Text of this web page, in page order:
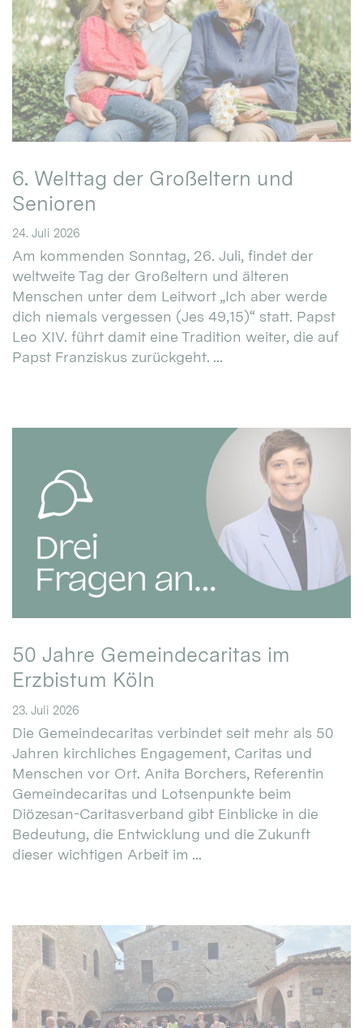
6. Welttag der Großeltern und
Senioren
24. Juli 2026
Am kommenden Sonntag, 26. Juli, findet der
weltweite Tag der Großeltern und älteren
Menschen unter dem Leitwort „Ich aber werde
dich niemals vergessen (Jes 49,15)“ statt. Papst
Leo XIV. führt damit eine Tradition weiter, die auf
Papst Franziskus zurückgeht. ...
50 Jahre Gemeindecaritas im
Erzbistum Köln
23. Juli 2026
Die Gemeindecaritas verbindet seit mehr als 50
Jahren kirchliches Engagement, Caritas und
Menschen vor Ort. Anita Borchers, Referentin
Gemeindecaritas und Lotsenpunkte beim
Diözesan-Caritasverband gibt Einblicke in die
Bedeutung, die Entwicklung und die Zukunft
dieser wichtigen Arbeit im ...